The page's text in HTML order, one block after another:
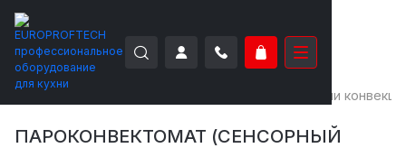
EUROPROFTECH Печи
ПАРОКОНВЕКТОМАТ (СЕНСОРНЫЙ